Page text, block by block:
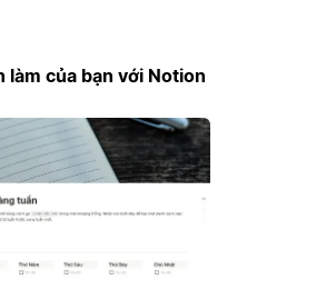
làm của bạn với Notion